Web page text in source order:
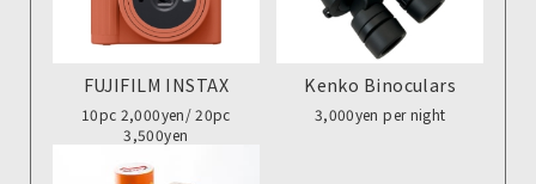
FUJIFILM INSTAX
10pc 2,000yen/ 20pc
3,500yen
Kenko Binoculars
3,000yen per night